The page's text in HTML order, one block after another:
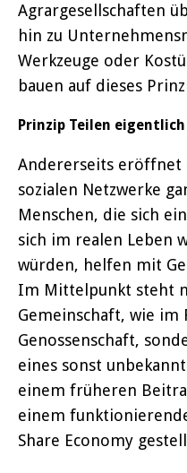
Agrargesellschaften
hin zu
Werkzeuge oder
bauen auf dieses
Prinzip Teilen
Andererseits eröffnet
sozialen Netzwerke
Menschen, die sich
sich im realen Leben
würden, helfen mit
Im Mittelpunkt steht
Gemeinschaft, wie im
Genossenschaft,
eines sonst
einem früheren
einem
Share Economy